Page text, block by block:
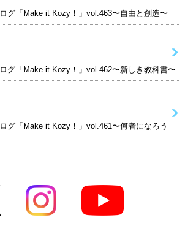
グ「Make it Kozy！」vol.463〜自由と創造〜
グ「Make it Kozy！」vol.462〜新しき教科書〜
グ「Make it Kozy！」vol.461〜何者になろう